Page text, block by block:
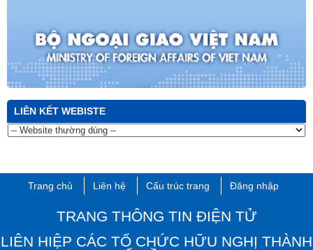
LIÊN KẾT WEBISTE
Trang chủ Liên hệ Cấu trúc trang Đăng nhập
TRANG THÔNG TIN ĐIỆN TỬ
LIÊN HIỆP CÁC TỔ CHỨC HỮU NGHỊ THÀNH